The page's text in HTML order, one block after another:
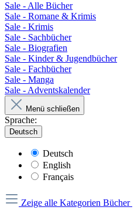
Sale - Alle Bücher
Sale - Romane & Krimis
Sale - Krimis
Sale - Sachbücher
Sale - Biografien
Sale - Kinder & Jugendbücher
Sale - Fachbücher
Sale - Manga
Sale - Adventskalender
Menü schließen
Sprache:
Deutsch
Deutsch
English
Français
Zeige alle Kategorien Bücher